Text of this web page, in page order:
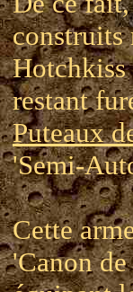
construits
Hotchkiss
restant
Puteaux
'Semi-
Cette
'Canon